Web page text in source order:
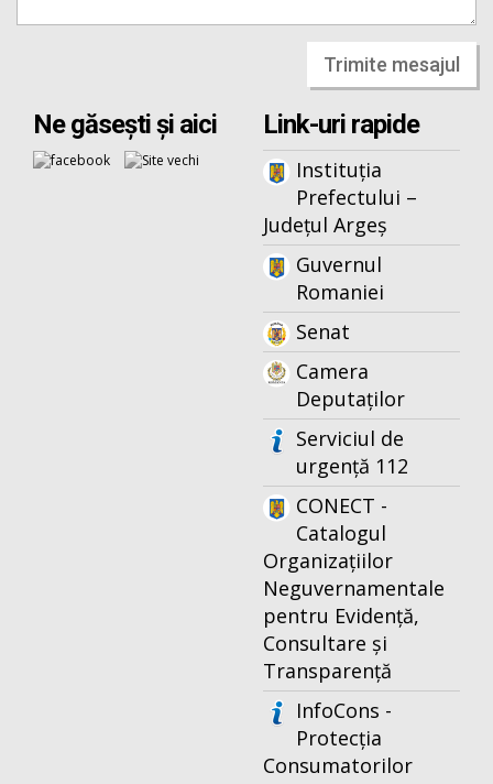
Trimite mesajul
Ne găsești și aici Link-uri rapide
Instituția
Prefectului –
Județul Argeș
Guvernul
Romaniei
Senat
Camera
Deputaților
Serviciul de
urgență 112
CONECT -
Catalogul
Organizațiilor
Neguvernamentale
pentru Evidență,
Consultare și
Transparență
InfoCons -
Protecția
Consumatorilor